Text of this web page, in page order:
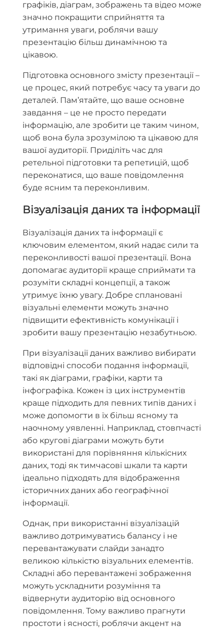
графіків, діаграм, зображень та відео може
значно покращити сприйняття та
утримання уваги, роблячи вашу
презентацію більш динамічною та
цікавою.
Підготовка основного змісту презентації –
це процес, який потребує часу та уваги до
деталей. Пам’ятайте, що ваше основне
завдання – це не просто передати
інформацію, але зробити це таким чином,
щоб вона була зрозумілою та цікавою для
вашої аудиторії. Приділіть час для
ретельної підготовки та репетицій, щоб
переконатися, що ваше повідомлення
буде ясним та переконливим.
Візуалізація даних та інформації
Візуалізація даних та інформації є
ключовим елементом, який надає сили та
переконливості вашої презентації. Вона
допомагає аудиторії краще сприймати та
розуміти складні концепції, а також
утримує їхню увагу. Добре сплановані
візуальні елементи можуть значно
підвищити ефективність комунікації і
зробити вашу презентацію незабутньою.
При візуалізації даних важливо вибирати
відповідні способи подання інформації,
такі як діаграми, графіки, карти та
інфографіка. Кожен із цих інструментів
краще підходить для певних типів даних і
може допомогти в їх більш ясному та
наочному уявленні. Наприклад, стовпчасті
або кругові діаграми можуть бути
використані для порівняння кількісних
даних, тоді як тимчасові шкали та карти
ідеально підходять для відображення
історичних даних або географічної
інформації.
Однак, при використанні візуалізацій
важливо дотримуватись балансу і не
перевантажувати слайди занадто
великою кількістю візуальних елементів.
Складні або перевантажені зображення
можуть ускладнити розуміння та
відвернути аудиторію від основного
повідомлення. Тому важливо прагнути
простоти і ясності, роблячи акцент на